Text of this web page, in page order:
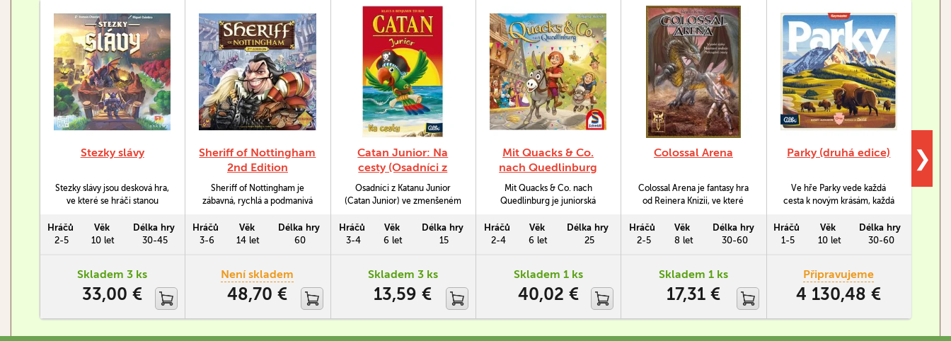
Stezky slávy
Stezky slávy jsou desková hra,
ve které se hráči stanou
Postupně přidávají do svého
příběhu jednotlivé dílky s
Hráčů
2-5
Věk
10 let
Délka hry
30-45
Skladem 3 ks
33,00 €
Sheriff of Nottingham
2nd Edition
Sheriff of Nottingham je
zábavná, rychlá a podmanivá
nepohrdnou. V roli kupce se
snažíte na svém zboží co
nechvalně známým šerifem z
Nottinghamu.
Hráčů
3-6
Věk
14 let
Délka hry
60
Není skladem
48,70 €
Catan Junior: Na
cesty (Osadníci z
Katanu)
Osadníci z Katanu Junior
(Catan Junior) ve zmenšeném
kdykoliv jednoduše přibalit
na cesty.
Hráčů
3-4
Věk
6 let
Délka hry
15
Skladem 3 ks
13,59 €
Mit Quacks & Co.
nach Quedlinburg
(Velká kvedlinburská)
Mit Quacks & Co. nach
Quedlinburg je juniorská
z Kvedlinburku. Malí hráči se v
ní účastní závodů na mulách a
jeho pomocí dostrkat své
zvíře zdárně do cíle a získat
zlatý pohár (v tomto případě
Hráčů
2-4
Věk
6 let
Délka hry
25
Skladem 1 ks
40,02 €
Colossal Arena
Colossal Arena je fantasy hra
od Reinera Knizii, ve které
favorita v gladiátorské aréně a
společně s ním se vyhýbat
Hráčů
2-5
Věk
8 let
Délka hry
30-60
Skladem 1 ks
17,31 €
Parky (druhá edice)
Ve hře Parky vede každá
cesta k novým krásám, každá
západ slunce usazuje unikátní
vzpomínky a každá hora
národních parků Spojených
států s novými, nádhernými
ilustracemi a rozšířenou
Hráčů
1-5
Věk
10 let
Délka hry
30-60
Připravujeme
4 130,48 €
❯